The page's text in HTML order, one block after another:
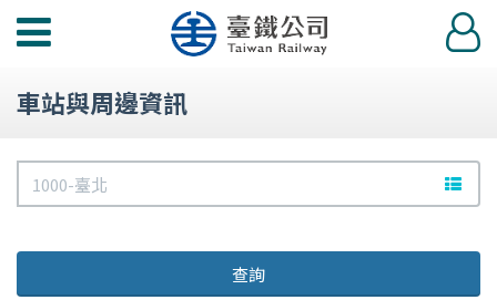
功
選
登
入
車站與周邊資訊
文字
查詢